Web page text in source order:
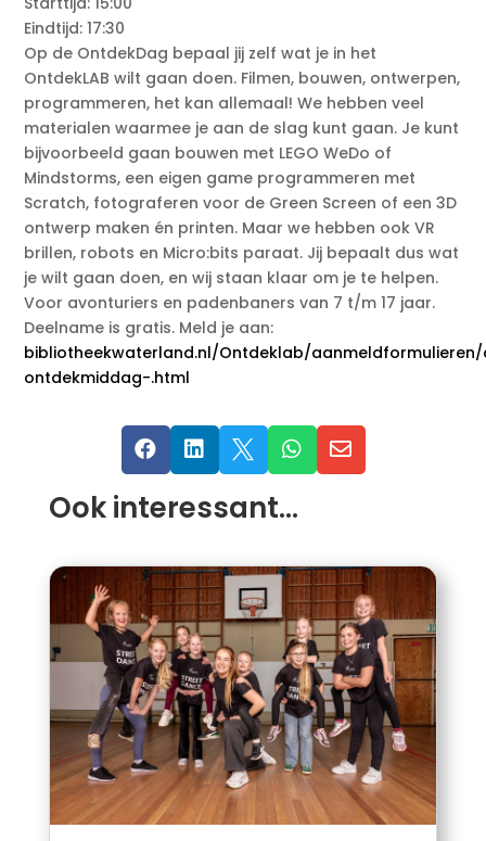
Eindtijd: 17:30
Op de OntdekDag bepaal jij zelf wat je in het
OntdekLAB wilt gaan doen. Filmen, bouwen, ontwerpen,
programmeren, het kan allemaal! We hebben veel
materialen waarmee je aan de slag kunt gaan. Je kunt
bijvoorbeeld gaan bouwen met LEGO WeDo of
Mindstorms, een eigen game programmeren met
Scratch, fotograferen voor de Green Screen of een 3D
ontwerp maken én printen. Maar we hebben ook VR
brillen, robots en Micro:bits paraat. Jij bepaalt dus wat
je wilt gaan doen, en wij staan klaar om je te helpen.
Voor avonturiers en padenbaners van 7 t/m 17 jaar.
Deelname is gratis. Meld je aan:
bibliotheekwaterland.nl/Ontdeklab/
ontdekmiddag-.html
    
Ook interessant…